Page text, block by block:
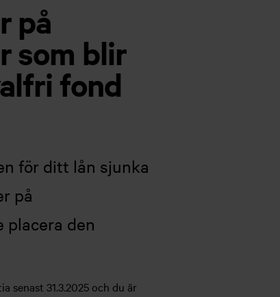
på
som blir
fond
för ditt lån sjunka
på
placera den
senast 31.3.2025 och du är